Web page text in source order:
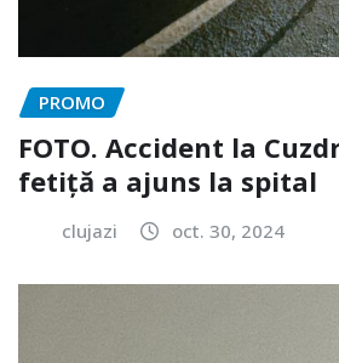
PROMO
FOTO. Accident la
fetiță a ajuns la spital
clujazi oct. 30, 2024